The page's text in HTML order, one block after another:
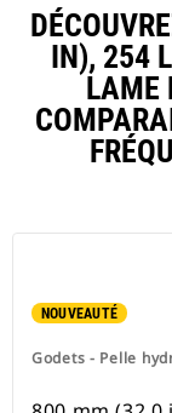
IN), 254
LAME
NOUVEAUTÉ
Godets - Pelle